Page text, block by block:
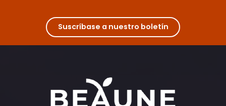
Suscríbase a nuestro boletín